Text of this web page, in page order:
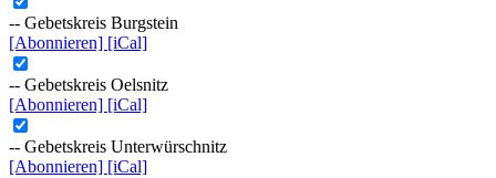
-- Gebetskreis Burgstein
[Abonnieren] [iCal]
-- Gebetskreis Oelsnitz
[Abonnieren] [iCal]
-- Gebetskreis Unterwürschnitz
[Abonnieren] [iCal]